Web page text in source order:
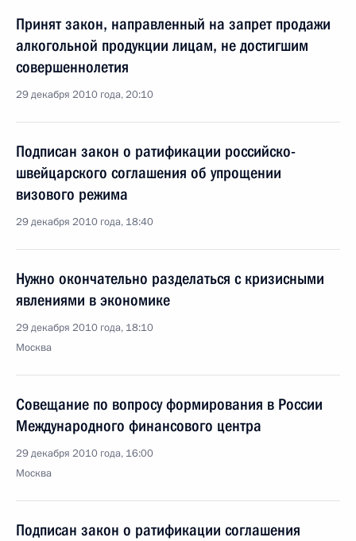
Принят закон, направленный на запрет продажи
алкогольной продукции лицам, не достигшим
совершеннолетия
29 декабря 2010 года, 20:10
Подписан закон о ратификации российско-
швейцарского соглашения об упрощении
визового режима
29 декабря 2010 года, 18:40
Нужно окончательно разделаться с кризисными
явлениями в экономике
29 декабря 2010 года, 18:10
Москва
Совещание по вопросу формирования в России
Международного финансового центра
29 декабря 2010 года, 16:00
Москва
Подписан закон о ратификации соглашения